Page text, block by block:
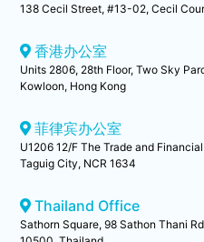
138 Cecil Street, #13-02, Cecil
香港办公室
Units 2806, 28th Floor, Two Sky
Kowloon, Hong Kong
菲律宾办公室
U1206 12/F The Trade and
Taguig City, NCR 1634
Thailand Office
Sathorn Square, 98 Sathon Thani